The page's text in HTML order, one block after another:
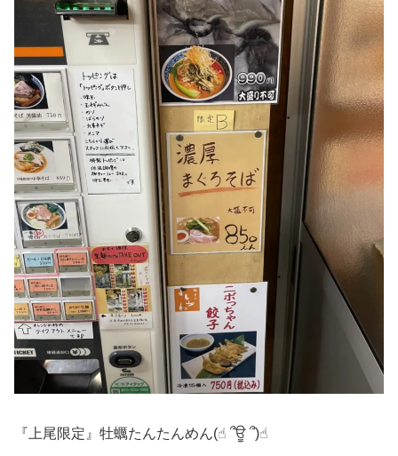
『上尾限定』牡蠣たんたんめん(☝︎ ՞ਊ ՞)☝︎